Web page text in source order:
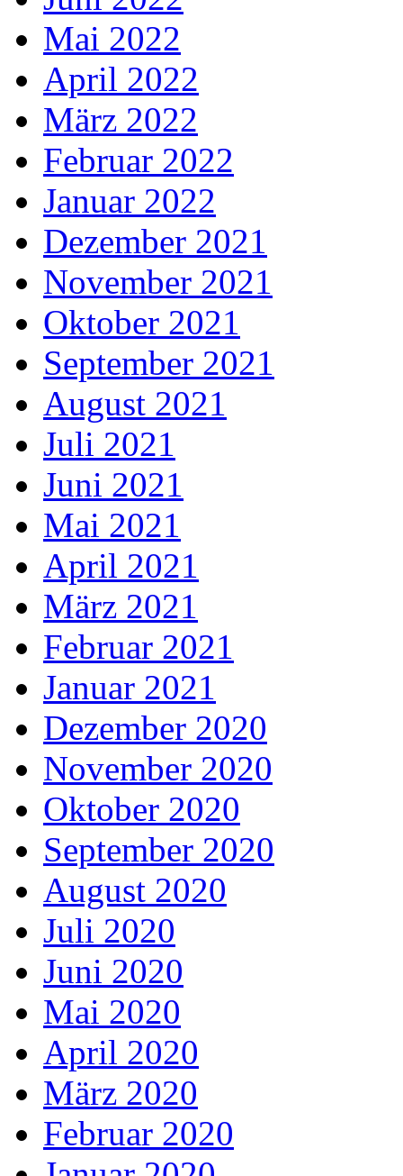
Mai 2022
April 2022
März 2022
Februar 2022
Januar 2022
Dezember 2021
November 2021
Oktober 2021
September 2021
August 2021
Juli 2021
Juni 2021
Mai 2021
April 2021
März 2021
Februar 2021
Januar 2021
Dezember 2020
November 2020
Oktober 2020
September 2020
August 2020
Juli 2020
Juni 2020
Mai 2020
April 2020
März 2020
Februar 2020